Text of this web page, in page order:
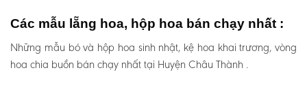
Các mẫu lẵng hoa, hộp hoa bán chạy nhất :
Những mẫu bó và hộp hoa sinh nhật, kệ hoa khai trương, vòng
hoa chia buồn bán chạy nhất tại Huyện Châu Thành .